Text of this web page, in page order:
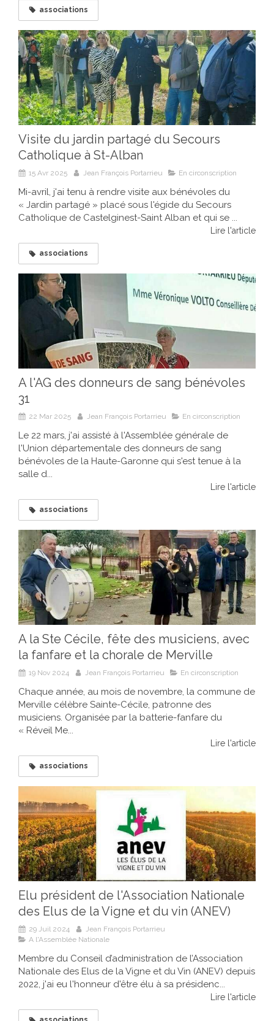
associations
Visite du jardin partagé du Secours
Catholique à St-Alban
15 Avr 2025 Jean François Portarrieu En circonscription
Mi-avril, j'ai tenu à rendre visite aux bénévoles du
« Jardin partagé » placé sous l'égide du Secours
Catholique de Castelginest-Saint Alban et qui se ...
Lire l'article
associations
A l'AG des donneurs de sang bénévoles
31
22 Mar 2025 Jean François Portarrieu En circonscription
Le 22 mars, j'ai assisté à l'Assemblée générale de
l'Union départementale des donneurs de sang
bénévoles de la Haute-Garonne qui s'est tenue à la
salle d...
Lire l'article
associations
A la Ste Cécile, fête des musiciens, avec
la fanfare et la chorale de Merville
19 Nov 2024 Jean François Portarrieu En circonscription
Chaque année, au mois de novembre, la commune de
Merville célèbre Sainte-Cécile, patronne des
musiciens. Organisée par la batterie-fanfare du
« Réveil Me...
Lire l'article
associations
Elu président de l'Association Nationale
des Elus de la Vigne et du vin (ANEV)
29 Juil 2024
Jean François Portarrieu
A l'Assemblée Nationale
Membre du Conseil d’administration de l’Association
Nationale des Elus de la Vigne et du Vin (ANEV) depuis
2022, j'ai eu l'honneur d'être élu à sa présidenc...
Lire l'article